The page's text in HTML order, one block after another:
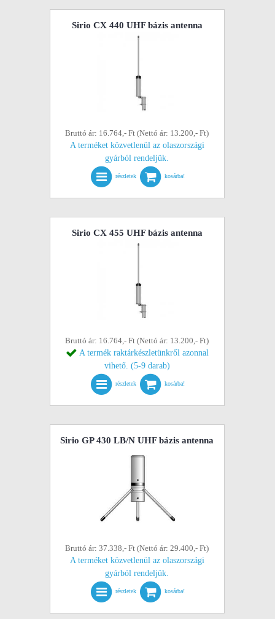
Sirio CX 440 UHF bázis antenna
Bruttó ár: 16.764,- Ft (Nettó ár: 13.200,- Ft)
A terméket közvetlenül az olaszországi
gyárból rendeljük.
részletek kosárba!
Sirio CX 455 UHF bázis antenna
Bruttó ár: 16.764,- Ft (Nettó ár: 13.200,- Ft)
A termék raktárkészletünkről azonnal
vihető. (5-9 darab)
részletek kosárba!
Sirio GP 430 LB/N UHF bázis antenna
Bruttó ár: 37.338,- Ft (Nettó ár: 29.400,- Ft)
A terméket közvetlenül az olaszországi
gyárból rendeljük.
részletek kosárba!